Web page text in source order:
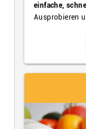
einfache,
Ausprobieren